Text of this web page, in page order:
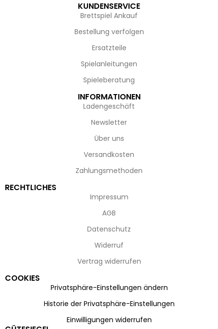
KUNDENSERVICE
Brettspiel Ankauf
Bestellung verfolgen
Ersatzteile
Spielanleitungen
Spieleberatung
INFORMATIONEN
Ladengeschäft
Newsletter
Über uns
Versandkosten
Zahlungsmethoden
RECHTLICHES
Impressum
AGB
Datenschutz
Widerruf
Vertrag widerrufen
COOKIES
Privatsphäre-Einstellungen ändern
Historie der Privatsphäre-Einstellungen
Einwilligungen widerrufen